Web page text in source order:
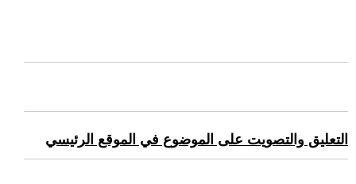
التعليق والتصويت على الموضوع في الموقع الرئيسي